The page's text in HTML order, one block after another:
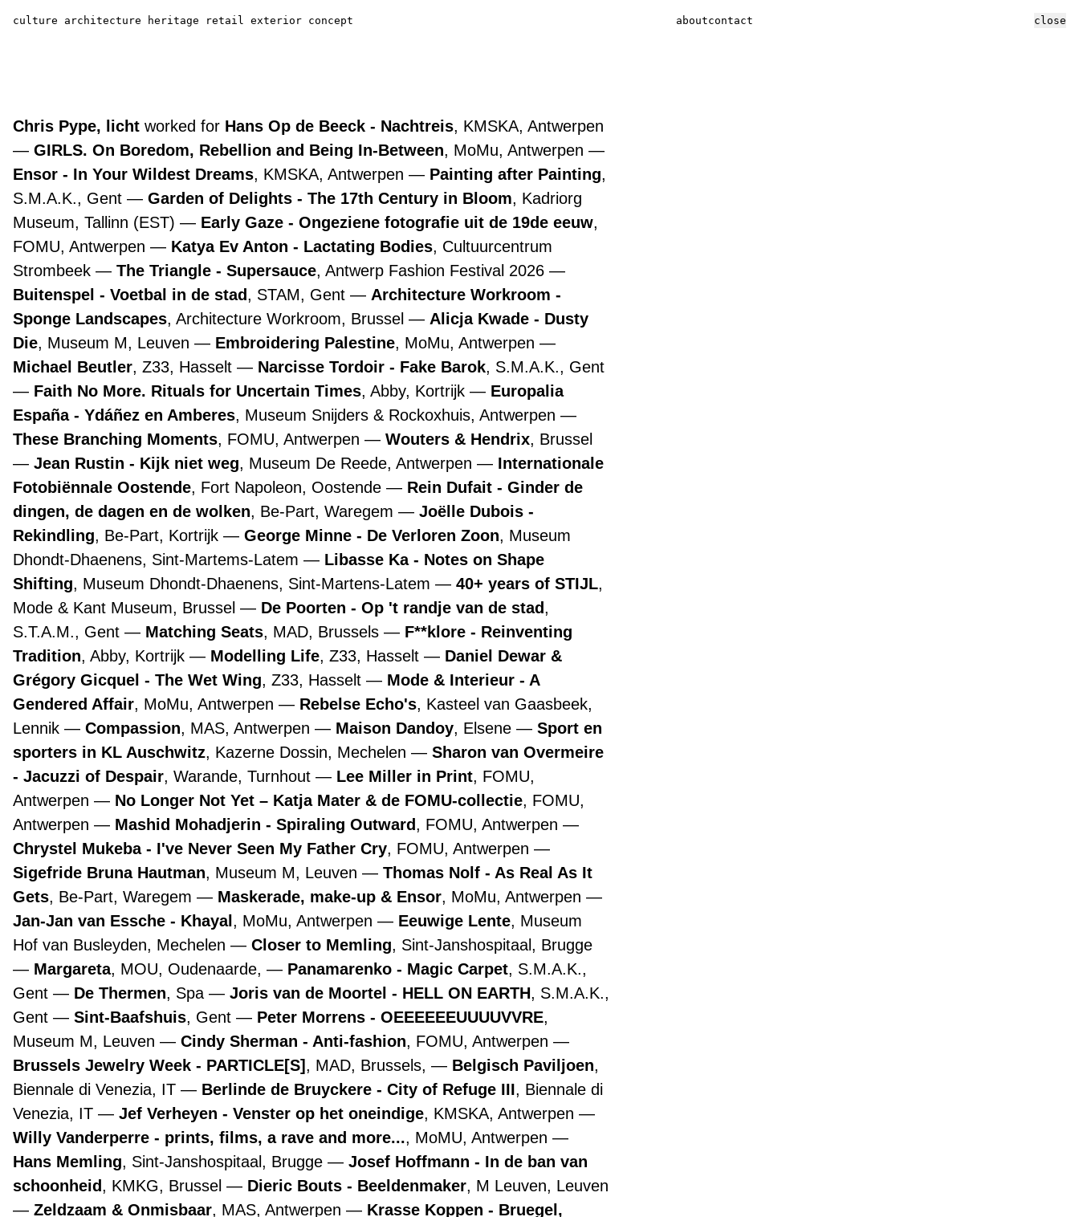
culture architecture heritage retail exterior concept aboutcontact
Chris Pype, licht worked for Hans Op de Beeck - Nachtreis, KMSKA, Antwerpen
GIRLS. On Boredom, Rebellion and Being In-Between, MoMu, Antwerpen
Ensor - In Your Wildest Dreams, KMSKA, Antwerpen Painting after Painting,
S.M.A.K., Gent
Garden of Delights - The 17th Century in Bloom, Kadriorg
Museum, Tallinn (EST)
Early Gaze - Ongeziene fotografie uit de 19de eeuw,
FOMU, Antwerpen
Katya Ev Anton - Lactating Bodies, Cultuurcentrum
Strombeek
The Triangle - Supersauce, Antwerp Fashion Festival 2026
Buitenspel - Voetbal in de stad, STAM, Gent
Architecture Workroom -
Sponge Landscapes, Architecture Workroom, Brussel
Alicja Kwade - Dusty
Die, Museum M, Leuven Embroidering Palestine, MoMu, Antwerpen
Michael Beutler, Z33, Hasselt Narcisse Tordoir - Fake Barok, S.M.A.K., Gent
Faith No More. Rituals for Uncertain Times, Abby, Kortrijk
Europalia
España - Ydáñez en Amberes, Museum Snijders & Rockoxhuis, Antwerpen
These Branching Moments, FOMU, Antwerpen Wouters & Hendrix, Brussel
Jean Rustin - Kijk niet weg, Museum De Reede, Antwerpen
Internationale
Fotobiënnale Oostende, Fort Napoleon, Oostende
Rein Dufait - Ginder de
dingen, de dagen en de wolken, Be-Part, Waregem
Joëlle Dubois -
Rekindling, Be-Part, Kortrijk George Minne - De Verloren Zoon, Museum
Dhondt-Dhaenens, Sint-Martems-Latem
Libasse Ka - Notes on Shape
Shifting, Museum Dhondt-Dhaenens, Sint-Martens-Latem 40+ years of STIJL,
Mode & Kant Museum, Brussel
De Poorten - Op 't randje van de stad,
S.T.A.M., Gent
Matching Seats, MAD, Brussels
F**klore - Reinventing
Tradition, Abby, Kortrijk Modelling Life, Z33, Hasselt
Daniel Dewar &
Grégory Gicquel - The Wet Wing, Z33, Hasselt
Mode & Interieur - A
Gendered Affair, MoMu, Antwerpen Rebelse Echo's, Kasteel van Gaasbeek,
Lennik
Compassion, MAS, Antwerpen Maison Dandoy, Elsene
Sport en
sporters in KL Auschwitz, Kazerne Dossin, Mechelen
Sharon van Overmeire
- Jacuzzi of Despair, Warande, Turnhout Lee Miller in Print, FOMU,
Antwerpen
No Longer Not Yet – Katja Mater & de FOMU-collectie, FOMU,
Antwerpen
Mashid Mohadjerin - Spiraling Outward, FOMU, Antwerpen
Chrystel Mukeba - I've Never Seen My Father Cry, FOMU, Antwerpen
Sigefride Bruna Hautman, Museum M, Leuven
Thomas Nolf - As Real As It
Gets, Be-Part, Waregem Maskerade, make-up & Ensor, MoMu, Antwerpen
Jan-Jan van Essche - Khayal , MoMu, Antwerpen Eeuwige Lente, Museum
Hof van Busleyden, Mechelen
Closer to Memling, Sint-Janshospitaal, Brugge
Margareta, MOU, Oudenaarde, Panamarenko - Magic Carpet, S.M.A.K.,
Gent
De Thermen, Spa Joris van de Moortel - HELL ON EARTH, S.M.A.K.,
Gent
Sint-Baafshuis, Gent Peter Morrens - OEEEEEEUUUUVVRE,
Museum M, Leuven
Cindy Sherman - Anti-fashion, FOMU, Antwerpen
Brussels Jewelry Week - PARTICLE[S] , MAD, Brussels, Belgisch Paviljoen,
Biennale di Venezia, IT
Berlinde de Bruyckere - City of Refuge III, Biennale di
Venezia, IT
Jef Verheyen - Venster op het oneindige, KMSKA, Antwerpen
Willy Vanderperre - prints, films, a rave and more..., MoMU, Antwerpen
Hans Memling, Sint-Janshospitaal, Brugge
Josef Hoffmann - In de ban van
schoonheid, KMKG, Brussel Dieric Bouts - Beeldenmaker, M Leuven, Leuven
Zeldzaam & Onmisbaar, MAS, Antwerpen
Krasse Koppen - Bruegel,
close